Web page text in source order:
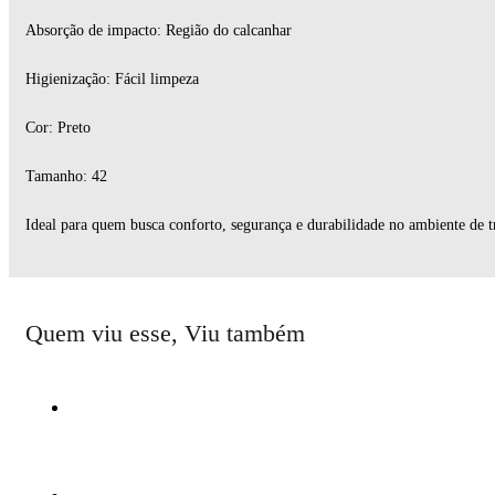
Absorção de impacto: Região do calcanhar
Higienização: Fácil limpeza
Cor: Preto
Tamanho: 42
Ideal para quem busca conforto, segurança e durabilidade no ambiente de
Quem viu esse, Viu também